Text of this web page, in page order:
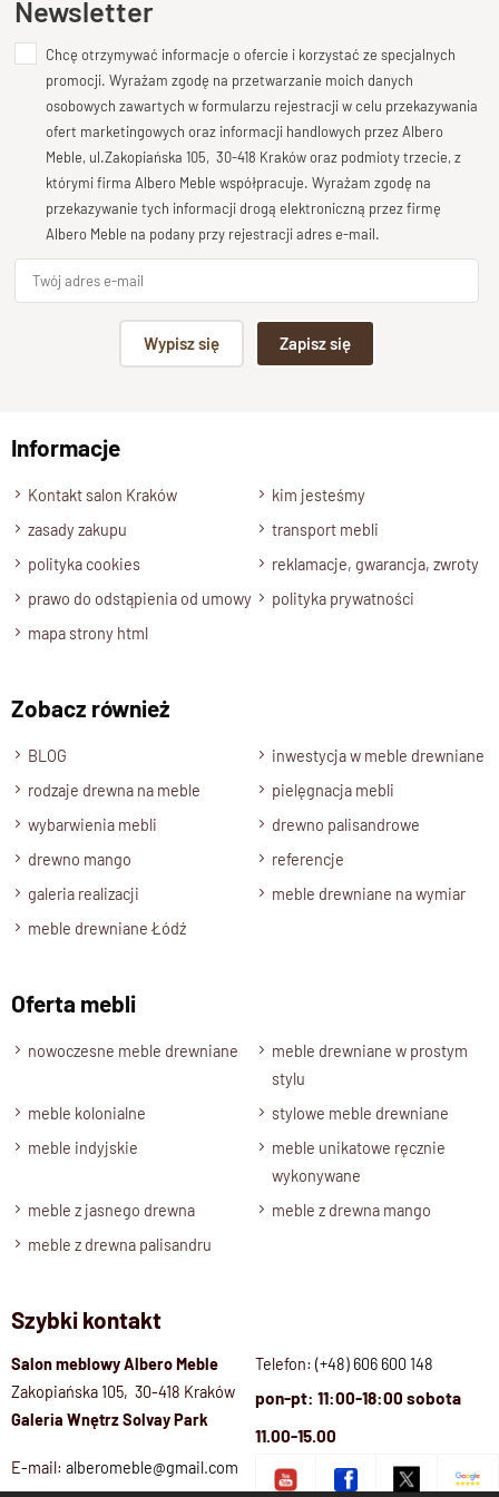
tworząc przyjazną przestrzeń do codziennych posiłków i
rodzinnych spotkań.
Trwałość i odporność dzięki
ekologicznemu wykończeniu
Blat stołu został starannie zabezpieczonyekologicznym
lakierem półmatowym o podwyższonej odporności. To
rozwiązanie zapewnia łatwość w pielęgnacji , a jednocześnie
chroni drewno przed plamami i wilgocią, pozwalając cieszyć
się jego naturalnym pięknem przez długie lata.
Solidna konstrukcja z drewna
Cztery stabilne nogi
stworzony na lata, który łączy w sobie estetykę z
funkcjonalnością, gwarantując niezawodność nawet przy
Różne rozmiary dopasowane do
Twojej przestrzeni
– od90 cm aż do 260 cm długości
dopasujesz go zarówno do
mniejszych mieszkań
, jak i
Minimalistyczny design i
naturalne piękno drewna
sobie prostotę
drewna.
Drewno 100% Mango
Meble drewniane nowoczesne / kolekcja CUBE
Długość
1,20 - 2,60 metra
Wysokość
76 cm
Szerokość
Dodaj opinię o produkcie
Twoja ocena
Bardzo dobry
Twoja opinia o produkcie
Podpis
Wyślij opinię
Newsletter
Chcę otrzymywać informacje o ofercie i korzystać ze specjalnych
promocji. Wyrażam zgodę na przetwarzanie moich danych
osobowych zawartych w formularzu rejestracji w celu przekazywania
ofert marketingowych oraz informacji handlowych przez Albero
Meble, ul.Zakopiańska 105, 30-418 Kraków oraz podmioty trzecie, z
którymi firma Albero Meble współpracuje. Wyrażam zgodę na
przekazywanie tych informacji drogą elektroniczną przez firmę
Albero Meble na podany przy rejestracji adres e-mail.
Wypisz się Zapisz się
Informacje
Kontakt salon Kraków
kim jesteśmy
zasady zakupu
transport mebli
polityka cookies
reklamacje, gwarancja, zwroty
prawo do odstąpienia od umowy
polityka prywatności
mapa strony html
Zobacz również
BLOG
inwestycja w meble drewniane
rodzaje drewna na meble
pielęgnacja mebli
wybarwienia mebli
drewno palisandrowe
drewno mango
referencje
galeria realizacji
meble drewniane na wymiar
meble drewniane Łódź
Oferta mebli
nowoczesne meble drewniane
meble drewniane w prostym
stylu
meble kolonialne
stylowe meble drewniane
meble indyjskie
meble unikatowe ręcznie
wykonywane
meble z jasnego drewna
meble z drewna mango
meble z drewna palisandru
Szybki kontakt
Salon meblowy Albero Meble
Zakopiańska 105, 30-418 Kraków
Galeria Wnętrz Solvay Park
Telefon: (+48) 606 600 148
pon-pt: 11:00-18:00 sobota
11.00-15.00
E-mail: alberomeble@gmail.com